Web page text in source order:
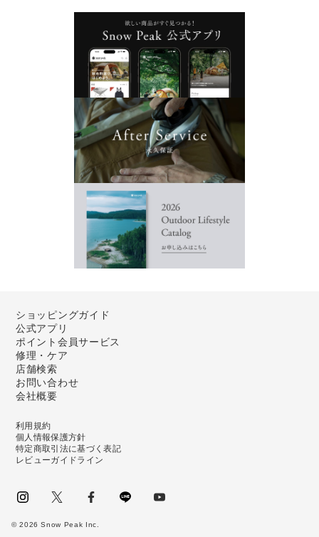
ショッピングガイド
公式アプリ
ポイント会員サービス
修理・ケア
店舗検索
お問い合わせ
会社概要
利用規約
個人情報保護方針
特定商取引法に基づく表記
レビューガイドライン
©2026 Snow Peak Inc.